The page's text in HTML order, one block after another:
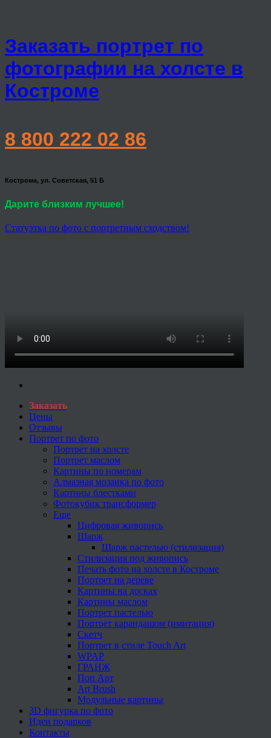
Заказать портрет по
фотографии на холсте в
Костроме
8 800 222 02 86
Кострома, ул. Советская, 51 Б
Дарите близким лучшее!
Статуэтка по фото с портретным сходством!
Заказать
Цены
Отзывы
Портрет по фото
Портрет на холсте
Портрет маслом
Картины по номерам
Алмазная мозаика по фото
Картины блестками
Фотокубик трансформер
Еще
Цифровая живопись
Шарж
Шарж пастелью (стилизация)
Стилизация под живопись
Печать фото на холсте в Костроме
Портрет на дереве
Картины на досках
Картины маслом
Портрет пастелью
Портрет карандашом (имитация)
Скетч
Портрет в стиле Touch Art
WPAP
ГРАНЖ
Поп Арт
Art Brush
Модульные картины
3D фигурка по фото
Идеи подарков
Контакты